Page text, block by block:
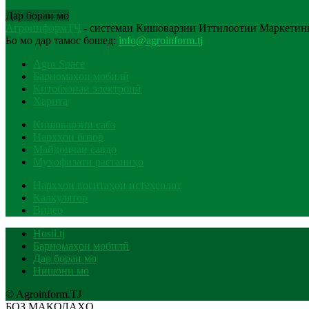
Дар бораи мо
АгроинформТҶ - системаи Кишоварзии Иттилоотии
Бо мо дар тамос бошед: info@agroinform.tj
Agro Space
Барномаҳои мобилӣ
Китобхонаи электронӣ
Харита
Кишоварзии сабз
Нархҳои бозор
Майдончаи савдо
Муҳофизати растаниҳо
Нархҳои воситаҳои истеҳсолот
Калкулятор
Видео
Hosil.tj
Барномаҳои мобилӣ
Дар бораи мо
Нишони мо
© Agroinform.TJ
БОЗ МАҚОЛАҲО